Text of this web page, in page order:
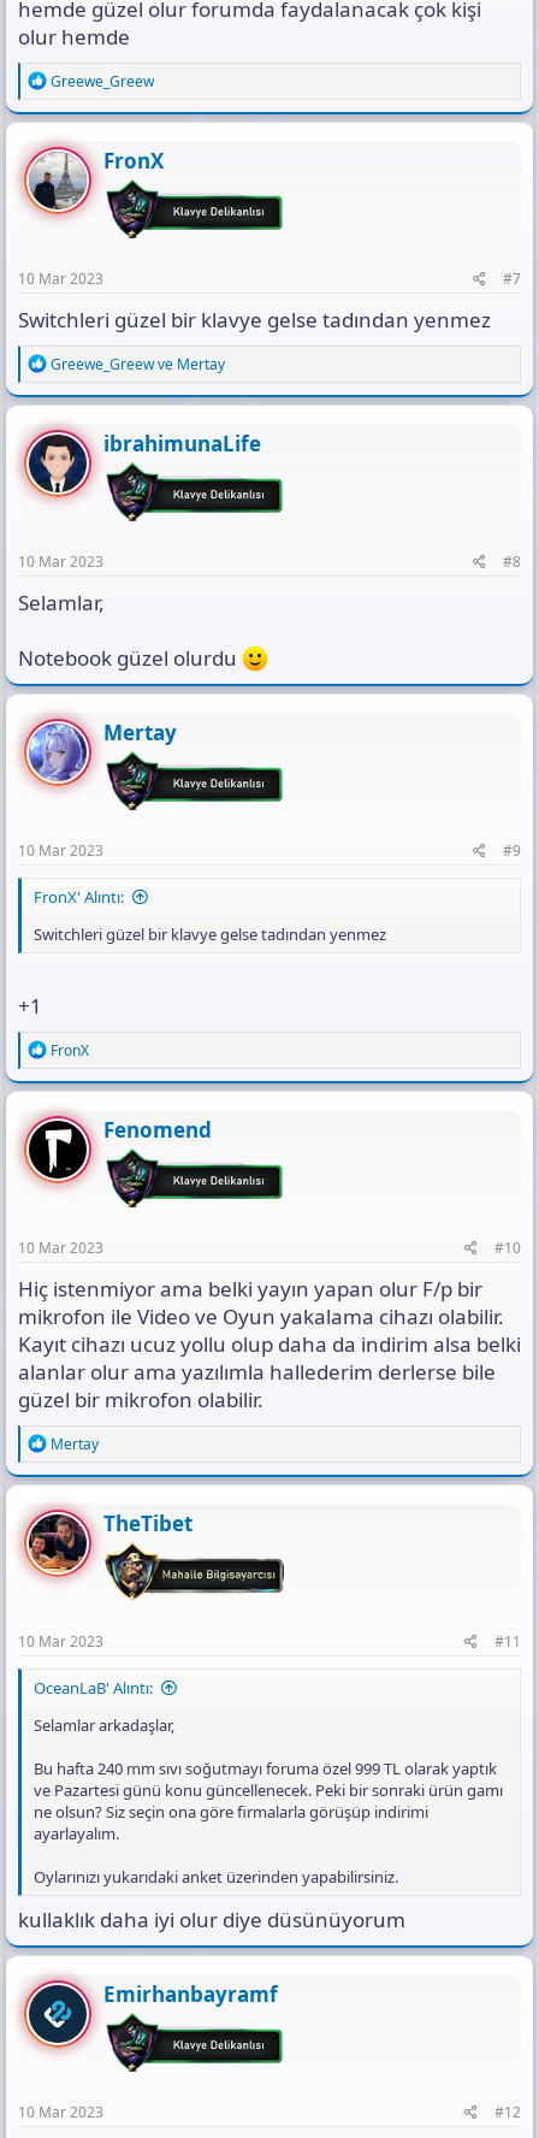
hemde güzel olur forumda faydalanacak çok kişi
olur hemde
R
e
a
c
t
i
o
n
Greewe_Greew
FronX
10 Mar 2023 #7
Switchleri güzel bir klavye gelse tadından yenmez
R
e
a
c
t
i
o
n
Greewe_Greewve Mertay
ibrahimunaLife
10 Mar 2023 #8
Selamlar,
Notebook güzel olurdu
Mertay
10 Mar 2023 #9
FronX' Alıntı:
Switchleri güzel bir klavye gelse tadından yenmez
+1
R
e
a
c
t
i
o
n
FronX
Fenomend
10 Mar 2023 #10
Hiç istenmiyor ama belki yayın yapan olur F/p bir
mikrofon ile Video ve Oyun yakalama cihazı olabilir.
Kayıt cihazı ucuz yollu olup daha da indirim alsa belki
alanlar olur ama yazılımla hallederim derlerse bile
güzel bir mikrofon olabilir.
R
e
a
c
t
i
o
n
Mertay
TheTibet
10 Mar 2023 #11
OceanLaB' Alıntı:
Selamlar arkadaşlar,
Bu hafta 240 mm sıvı soğutmayı foruma özel 999 TL olarak yaptık
ve Pazartesi günü konu güncellenecek. Peki bir sonraki ürün gamı
ne olsun? Siz seçin ona göre firmalarla görüşüp indirimi
ayarlayalım.
Oylarınızı yukarıdaki anket üzerinden yapabilirsiniz.
kullaklık daha iyi olur diye düsünüyorum
Emirhanbayramf
10 Mar 2023 #12